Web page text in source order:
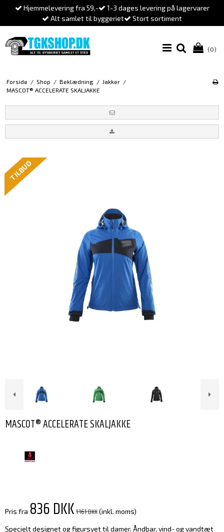
Hjemmelevering fra 59,-
1-3 dages levering på lagervarer
Alt samlet til byggeriet
Stort sortiment
(0)
Forside / Shop / Beklædning / Jakker /
MASCOT® ACCELERATE SKALJAKKE
TILBUD
MASCOT® ACCELERATE SKALJAKKE
Pris fra 836 DKK1.161 DKK(inkl. moms)
Specielt designet og figursyet til damer. Åndbar, vind- og vandtæt